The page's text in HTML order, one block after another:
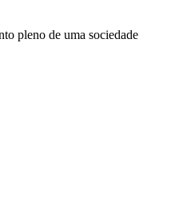
pleno de uma sociedade